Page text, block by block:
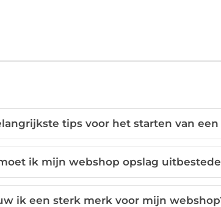
tips voor het starten van een
ik mijn webshop opslag
ik een sterk merk voor mijn